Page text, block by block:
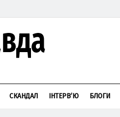
СКАНДАЛ ІНТЕРВ’Ю БЛОГИ